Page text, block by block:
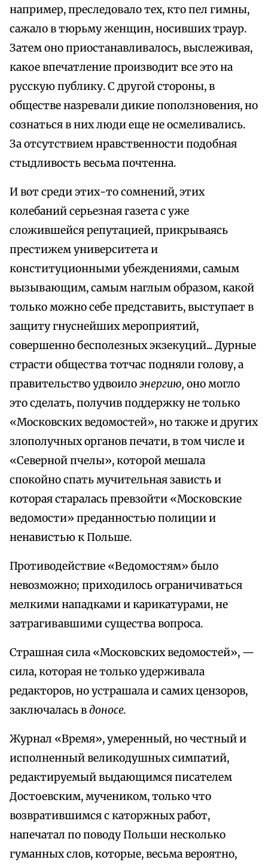
например, преследовало тех, кто пел гимны,
сажало в тюрьму женщин, носивших траур.
Затем оно приостанавливалось, выслеживая,
какое впечатление производит все это на
русскую публику. С другой стороны, в
обществе назревали дикие поползновения, но
сознаться в них люди еще не осмеливались.
За отсутствием нравственности подобная
стыдливость весьма почтенна.
И вот среди этих-то сомнений, этих
колебаний серьезная газета с уже
сложившейся репутацией, прикрываясь
престижем университета и
конституционными убеждениями, самым
вызывающим, самым наглым образом, какой
только можно себе представить, выступает в
защиту гнуснейших мероприятий,
совершенно бесполезных экзекуций... Дурные
страсти общества тотчас подняли голову, а
правительство удвоилоэнергию, оно могло
это сделать, получив поддержку не только
«Московских ведомостей», но также и других
злополучных органов печати, в том числе и
«Северной пчелы», которой мешала
спокойно спать мучительная зависть и
которая старалась превзойти «Московские
ведомости» преданностью полиции и
ненавистью к Польше.
Противодействие «Ведомостям» было
невозможно; приходилось ограничиваться
мелкими нападками и карикатурами, не
затрагивавшими существа вопроса.
Страшная сила «Московских ведомостей», —
сила, которая не только удерживала
редакторов, но устрашала и самих цензоров,
заключалась вдоносе.
Журнал «Время», умеренный, но честный и
исполненный великодушных симпатий,
редактируемый выдающимся писателем
Достоевским, мучеником, только что
возвратившимся с каторжных работ,
напечатал по поводу Польши несколько
гуманных слов, которые, весьма вероятно,